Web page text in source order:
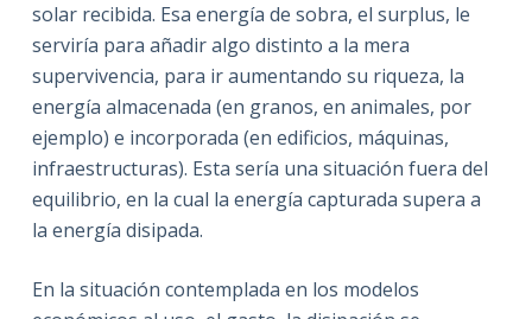
solar recibida. Esa energía de sobra, el surplus, le
serviría para añadir algo distinto a la mera
supervivencia, para ir aumentando su riqueza, la
energía almacenada (en granos, en animales, por
ejemplo) e incorporada (en edificios, máquinas,
infraestructuras). Esta sería una situación fuera del
equilibrio, en la cual la energía capturada supera a
la energía disipada.
En la situación contemplada en los modelos